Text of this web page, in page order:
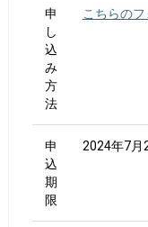
申
し
込
み
方
法
こちらのフ
申
込
期
限
2024年7月